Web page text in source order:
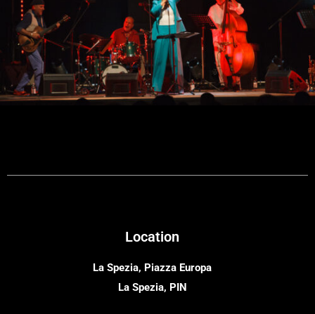
Location
La Spezia, Piazza Europa
La Spezia, PIN